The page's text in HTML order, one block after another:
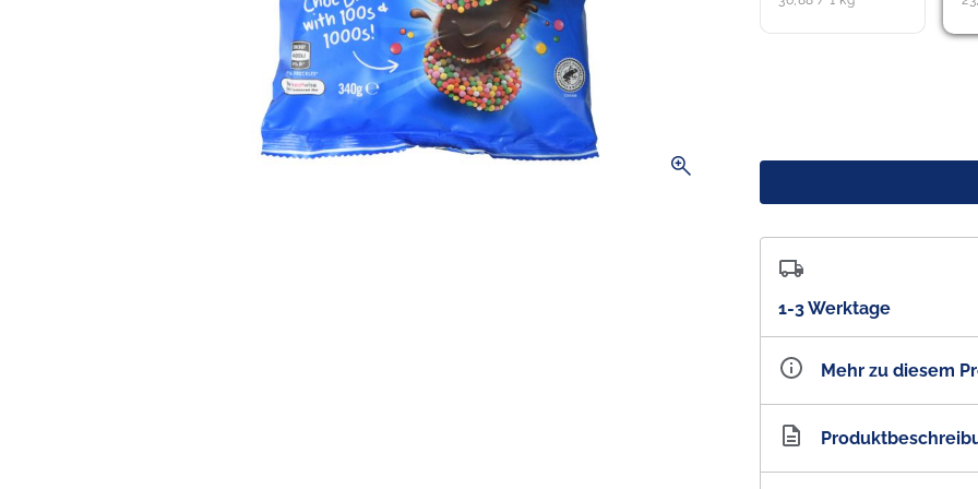
zoom_in
1-3 Werktage
Mehr zu diesem
Artikelnummer